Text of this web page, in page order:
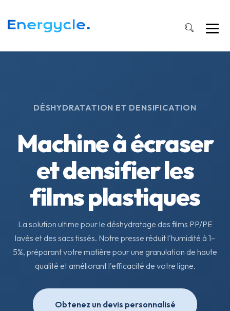
DÉSHYDRATATION ET DENSIFICATION
Machine à écraser
et densifier les
films plastiques
La solution ultime pour le déshydratage des films PP/PE
lavés et des sacs tissés. Notre presse réduit l'humidité à 1–
5%, préparant votre matière pour une granulation de haute
qualité et améliorant l'efficacité de votre ligne.
Obtenez un devis personnalisé